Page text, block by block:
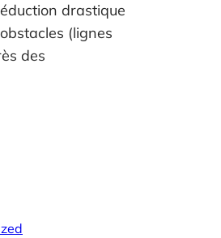
drastique
(lignes
des